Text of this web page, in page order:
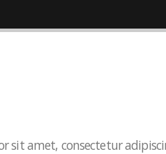
sit amet, consectetur